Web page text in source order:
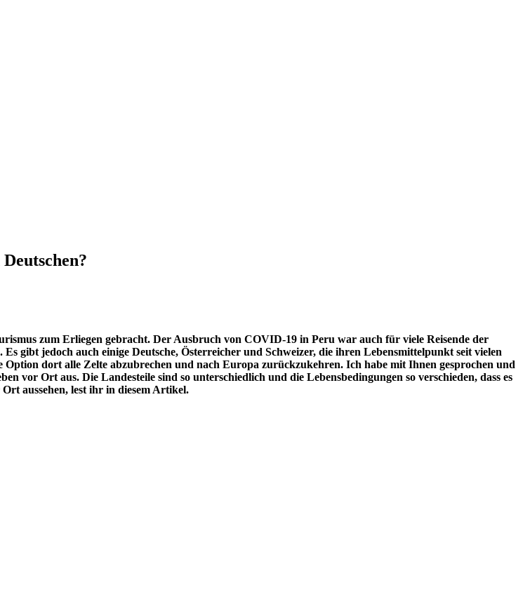
zum Erliegen gebracht. Der Ausbruch von COVID-19 in Peru war auch für viele Reisende der
gibt jedoch auch einige Deutsche, Österreicher und Schweizer, die ihren Lebensmittelpunkt seit vielen
dort alle Zelte abzubrechen und nach Europa zurückzukehren. Ich habe mit Ihnen gesprochen und
vor Ort aus. Die Landesteile sind so unterschiedlich und die Lebensbedingungen so verschieden, dass es
aussehen, lest ihr in diesem Artikel.